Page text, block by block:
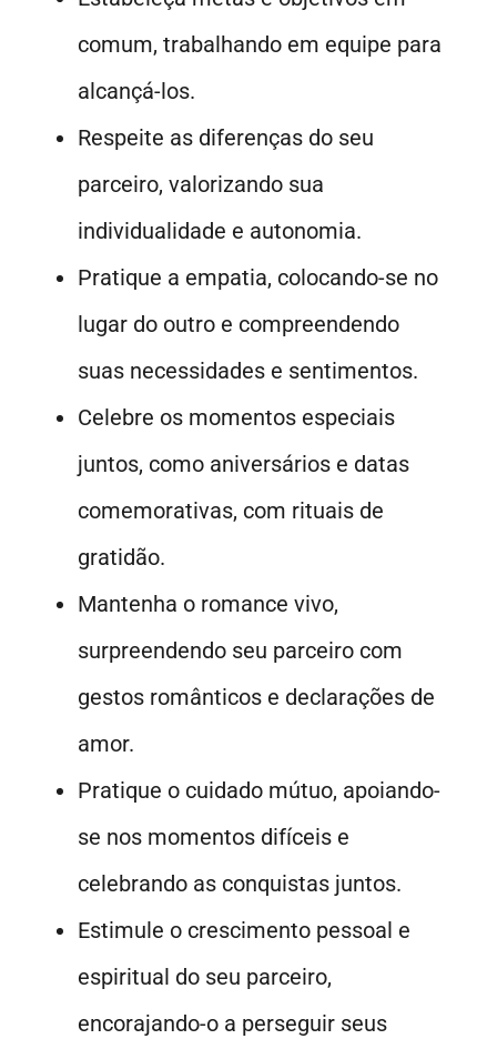
comum, trabalhando em equipe para
alcançá-los.
Respeite as diferenças do seu
parceiro, valorizando sua
individualidade e autonomia.
Pratique a empatia, colocando-se no
lugar do outro e compreendendo
suas necessidades e sentimentos.
Celebre os momentos especiais
juntos, como aniversários e datas
comemorativas, com rituais de
gratidão.
Mantenha o romance vivo,
surpreendendo seu parceiro com
gestos românticos e declarações de
amor.
Pratique o cuidado mútuo, apoiando-
se nos momentos difíceis e
celebrando as conquistas juntos.
Estimule o crescimento pessoal e
espiritual do seu parceiro,
encorajando-o a perseguir seus